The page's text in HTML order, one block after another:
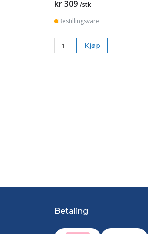
kr 309 /stk
Bestillingsvare
Kjøp
Betaling